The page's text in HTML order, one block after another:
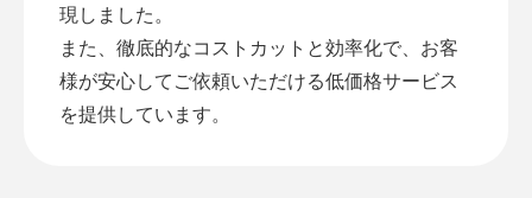
現しました。
また、徹底的なコストカットと効率化で、お客
様が安心してご依頼いただける低価格サービス
を提供しています。